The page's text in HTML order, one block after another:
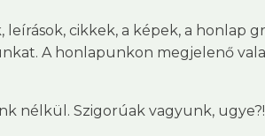
cikkek, a képek, a honlap
A honlapunkon megjelenő
nélkül. Szigorúak vagyunk, ugye?!